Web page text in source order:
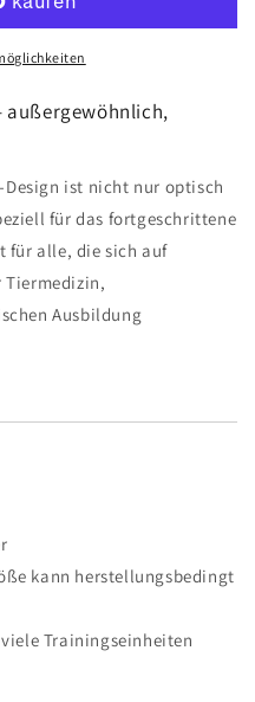
außergewöhnlich,
ist nicht nur optisch
für das fortgeschrittene
für alle, die sich auf
Tiermedizin,
Ausbildung
kann herstellungsbedingt
viele Trainingseinheiten